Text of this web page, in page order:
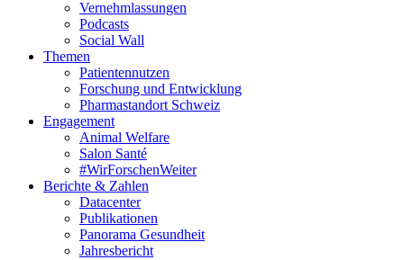
Vernehmlassungen
Podcasts
Social Wall
Themen
Patientennutzen
Forschung und Entwicklung
Pharmastandort Schweiz
Engagement
Animal Welfare
Salon Santé
#WirForschenWeiter
Berichte & Zahlen
Datacenter
Publikationen
Panorama Gesundheit
Jahresbericht